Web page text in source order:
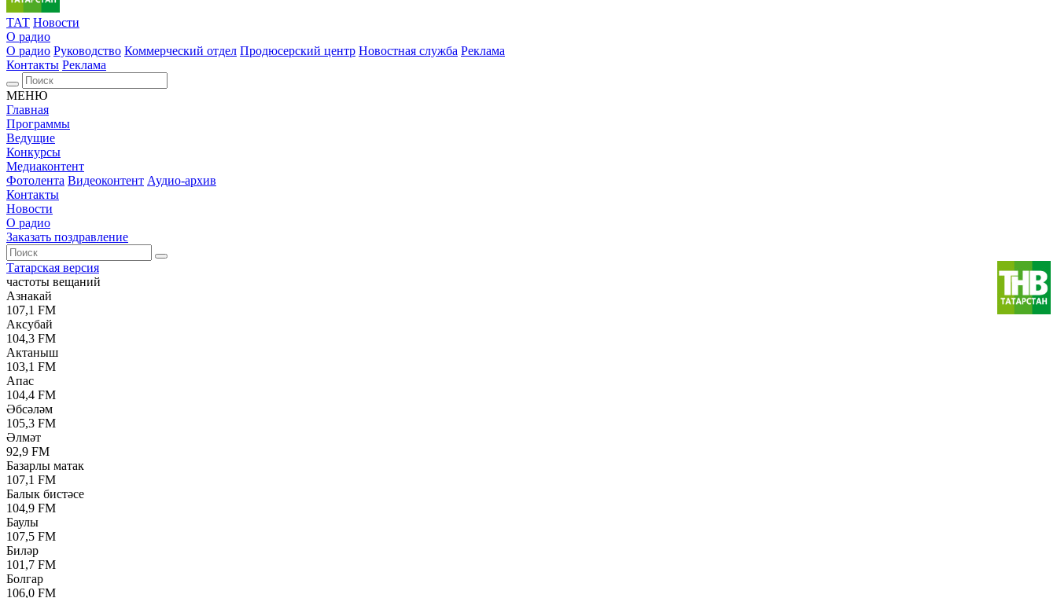
ТАТ Новости
О радио
О радио Руководство Коммерческий отдел Продюсерский центр Новостная служба Реклама
Контакты Реклама
МЕНЮ
Главная
Программы
Ведущие
Конкурсы
Медиаконтент
Фотолента Видеоконтент Аудио-архив
Контакты
Новости
О радио
Заказать поздравление
Татарская версия
частоты вещаний
Азнакай
107,1 FM
Аксубай
104,3 FM
Актаныш
103,1 FM
Апас
104,4 FM
Әбсәләм
105,3 FM
Әлмәт
92,9 FM
Базарлы матак
107,1 FM
Балык бистәсе
104,9 FM
Баулы
107,5 FM
Биләр
101,7 FM
Болгар
106,0 FM